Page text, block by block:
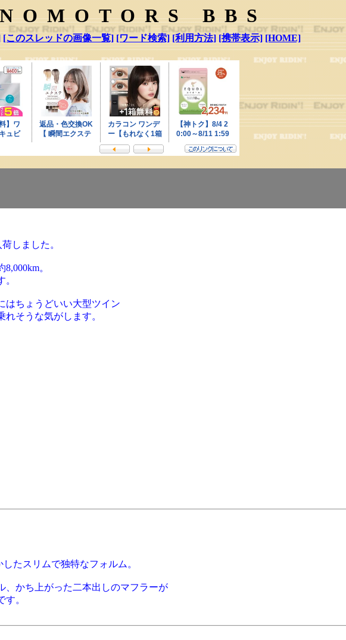
BBS
[このスレッドの画像一覧] [ワード検索] [利用方法] [携帯表示] [HOME]
しました。
。
はちょうどいい大型ツイン
れそうな気がします。
たスリムで独特なフォルム。
、かち上がった二本出しのマフラーが
。